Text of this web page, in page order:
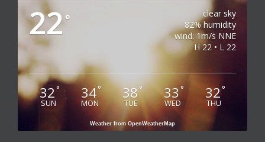
22°
clear sky
82% humidity
wind: 1m/s NNE
H 22 • L 22
32°
SUN
34°
MON
38°
TUE
33°
WED
32°
THU
Weather from OpenWeatherMap